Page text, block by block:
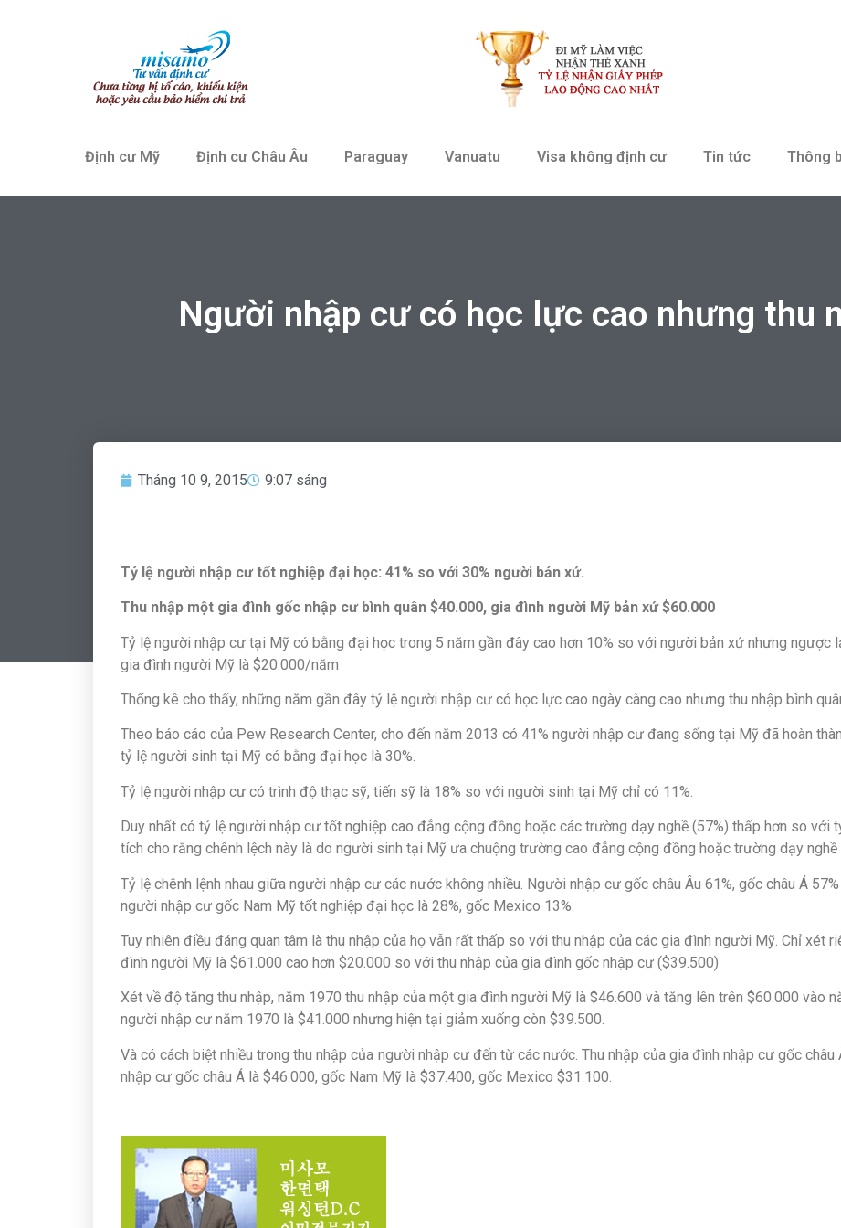
Định cư Mỹ Định cư Châu Âu Paraguay Vanuatu Visa không định cư Tin tức Thông
Người nhập cư có học lực cao nhưng thu
Tháng 10 9, 2015 9:07 sáng
Tỷ lệ người nhập cư tốt nghiệp đại học: 41% so với 30% người bản xứ.
Thu nhập một gia đình gốc nhập cư bình quân $40.000, gia đình người Mỹ bản xứ $60.000
Tỷ lệ người nhập cư tại Mỹ có bằng đại học trong 5 năm gần đây cao hơn 10% so với người bản xứ nhưng ngược
gia đình người Mỹ là $20.000/năm
Thống kê cho thấy, những năm gần đây tỷ lệ người nhập cư có học lực cao ngày càng cao nhưng thu nhập bình
Theo báo cáo của Pew Research Center, cho đến năm 2013 có 41% người nhập cư đang sống tại Mỹ đã hoàn
tỷ lệ người sinh tại Mỹ có bằng đại học là 30%.
Tỷ lệ người nhập cư có trình độ thạc sỹ, tiến sỹ là 18% so với người sinh tại Mỹ chỉ có 11%.
Duy nhất có tỷ lệ người nhập cư tốt nghiệp cao đẳng cộng đồng hoặc các trường dạy nghề (57%) thấp hơn so với
tích cho rằng chênh lệch này là do người sinh tại Mỹ ưa chuộng trường cao đẳng cộng đồng hoặc trường dạy nghề
Tỷ lệ chênh lệnh nhau giữa người nhập cư các nước không nhiều. Người nhập cư gốc châu Âu 61%, gốc châu Á
người nhập cư gốc Nam Mỹ tốt nghiệp đại học là 28%, gốc Mexico 13%.
Tuy nhiên điều đáng quan tâm là thu nhập của họ vẫn rất thấp so với thu nhập của các gia đình người Mỹ. Chỉ xét
đình người Mỹ là $61.000 cao hơn $20.000 so với thu nhập của gia đình gốc nhập cư ($39.500)
Xét về độ tăng thu nhập, năm 1970 thu nhập của một gia đình người Mỹ là $46.600 và tăng lên trên $60.000 vào
người nhập cư năm 1970 là $41.000 nhưng hiện tại giảm xuống còn $39.500.
Và có cách biệt nhiều trong thu nhập của người nhập cư đến từ các nước. Thu nhập của gia đình nhập cư gốc
nhập cư gốc châu Á là $46.000, gốc Nam Mỹ là $37.400, gốc Mexico $31.100.